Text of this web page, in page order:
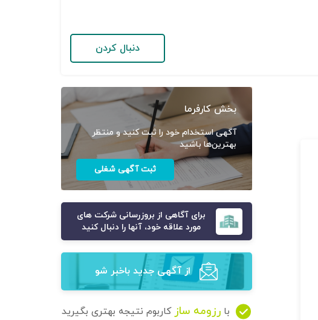
دنبال کردن
بخش کارفرما
آگهی استخدام خود را ثبت کنید و منتظر
بهترین‌ها باشید
ثبت آگهی شغلی
برای آگاهی از بروزرسانی شرکت های
مورد علاقه خود، آنها را دنبال کنید
از آگهی‌ جدید باخبر شو
با رزومه ساز کاربوم نتیجه بهتری بگیرید